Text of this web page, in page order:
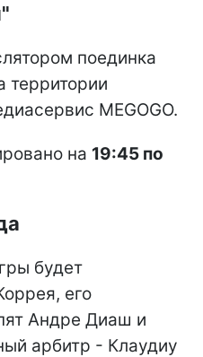
поединка
территории
MEGOGO.
на 19:45 по
будет
его
Андре Диаш и
арбитр - Клаудиу